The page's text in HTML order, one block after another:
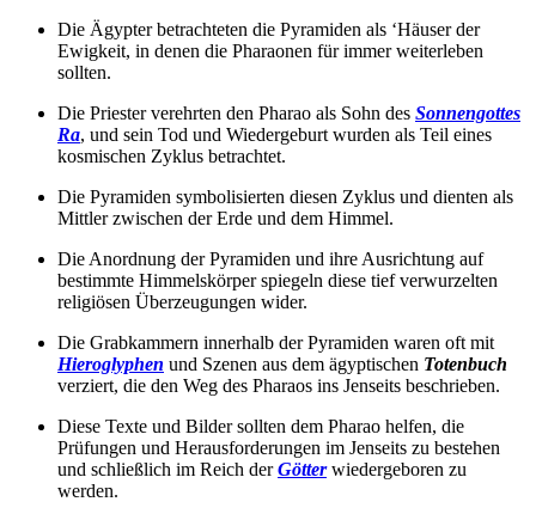
Die Ägypter betrachteten die Pyramiden als ‘Häuser der
Ewigkeit, in denen die Pharaonen für immer weiterleben
sollten.
Die Priester verehrten den Pharao als Sohn des Sonnengottes
Ra, und sein Tod und Wiedergeburt wurden als Teil eines
kosmischen Zyklus betrachtet.
Die Pyramiden symbolisierten diesen Zyklus und dienten als
Mittler zwischen der Erde und dem Himmel.
Die Anordnung der Pyramiden und ihre Ausrichtung auf
bestimmte Himmelskörper spiegeln diese tief verwurzelten
religiösen Überzeugungen wider.
Die Grabkammern innerhalb der Pyramiden waren oft mit
Hieroglyphen und Szenen aus dem ägyptischen Totenbuch
verziert, die den Weg des Pharaos ins Jenseits beschrieben.
Diese Texte und Bilder sollten dem Pharao helfen, die
Prüfungen und Herausforderungen im Jenseits zu bestehen
und schließlich im Reich derGötterwiedergeboren zu
werden.